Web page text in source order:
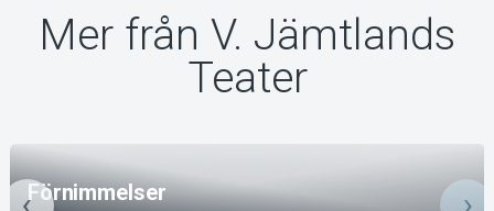
Mer från V. Jämtlands
Teater
Förnimmelser